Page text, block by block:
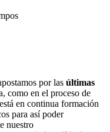
por las últimas
como en el proceso de
en continua formación
para así poder
nuestro